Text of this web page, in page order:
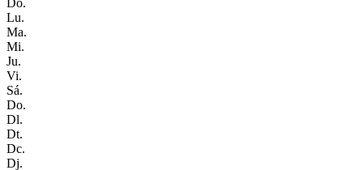
Do.
Lu.
Ma.
Mi.
Ju.
Vi.
Sá.
Do.
Dl.
Dt.
Dc.
Dj.